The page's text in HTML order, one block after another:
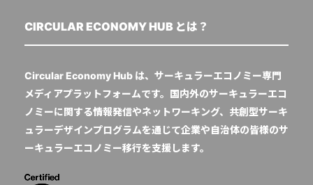
CIRCULAR ECONOMY HUB とは？
Circular Economy Hub は、サーキュラーエコノミー専門
メディアプラットフォームです。国内外のサーキュラーエコ
ノミーに関する情報発信やネットワーキング、共創型サーキ
ュラーデザインプログラムを通じて企業や自治体の皆様のサ
ーキュラーエコノミー移行を支援します。